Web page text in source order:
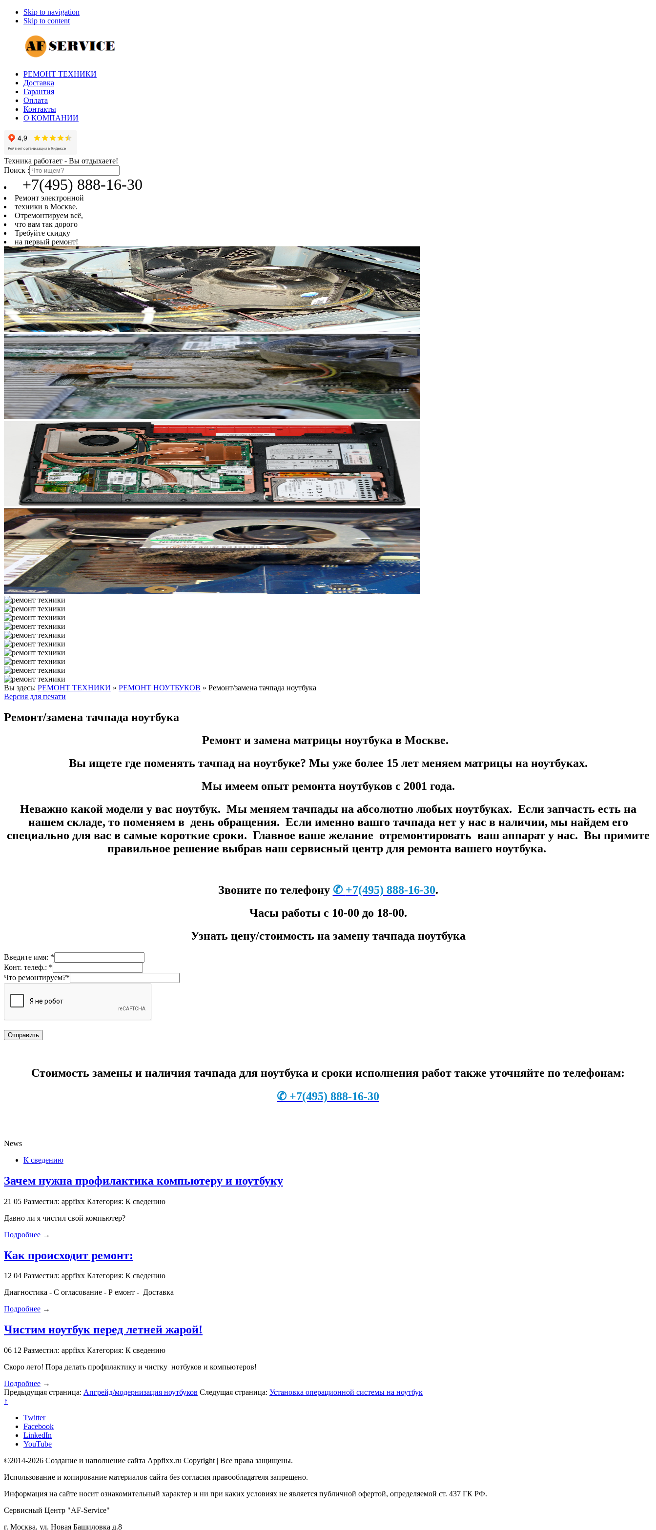
Skip to navigation
Skip to content
РЕМОНТ ТЕХНИКИ
Доставка
Гарантия
Оплата
Контакты
О КОМПАНИИ
Техника работает - Вы отдыхаете!
Поиск :
+7(495) 888-16-30
Ремонт электронной
техники в Москве.
Отремонтируем всё,
что вам так дорого
Требуйте скидку
на первый ремонт!
Вы здесь: РЕМОНТ ТЕХНИКИ » РЕМОНТ НОУТБУКОВ » Ремонт/замена тачпада ноутбука
Версия для печати
Ремонт/замена тачпада ноутбука
Ремонт и замена матрицы ноутбука в Москве.
Вы ищете где поменять тачпад на ноутбуке? Мы уже более 15 летменяем матрицы на ноутбуках.
Мы имеем опыт ремонта ноутбуков с 2001 года.
Неважно какой модели у вас ноутбук. Мы меняем тачпады на абсолютно любых ноутбуках. Если запчасть есть на
нашем складе, то поменяем в день обращения. Если именно вашго тачпада нет у нас в наличии, мы найдем его
специально для вас в самые короткие сроки. Главное ваше желание отремонтировать ваш аппарат у нас. Вы примите
правильное решение выбрав наш сервисный центр для ремонта вашего ноутбука.
Звоните по телефону ✆ +7(495) 888-16-30.
Часы работы с 10-00 до 18-00.
Узнать цену/стоимость на замену тачпада ноутбука
Введите имя: *
Конт. телеф.: *
Что ремонтируем?*
Стоимость замены и наличия тачпада для ноутбука и сроки исполнения работ также уточняйте по телефонам:
✆ +7(495) 888-16-30
News
К сведению
Зачем нужна профилактика компьютеру и ноутбуку
21 05 Разместил: appfixx Категория: К сведению
Давно ли я чистил свой компьютер?
Подробнее →
Как происходит ремонт:
12 04 Разместил: appfixx Категория: К сведению
Диагностика - С огласование - Р емонт - Доставка
Подробнее →
Чистим ноутбук перед летней жарой!
06 12 Разместил: appfixx Категория: К сведению
Скоро лето! Пора делать профилактику и чистку нотбуков и компьютеров!
Подробнее →
Предыдущая страница: Апгрейд/модернизация ноутбуков Следущая страница: Установка операционной системы на ноутбук
↑
Twitter
Facebook
LinkedIn
YouTube
©2014-2026 Создание и наполнение сайта Appfixx.ru Copyright | Все права защищены.
Использование и копирование материалов сайта без согласия правообладателя запрещено.
Информация на сайте носит ознакомительный характер и ни при каких условиях не является публичной офертой, определяемой ст. 437 ГК РФ.
Сервисный Центр "AF-Service"
г. Москва, ул. Новая Башиловка д.8